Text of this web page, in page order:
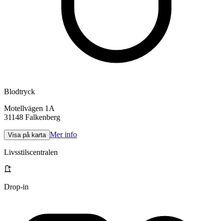
Blodtryck
Motellvägen 1A
31148 Falkenberg
Visa på karta Mer info
Livsstilscentralen
Drop-in